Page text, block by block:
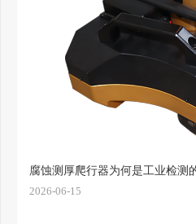
腐蚀测厚爬行器为何是工业检测
2026-06-15